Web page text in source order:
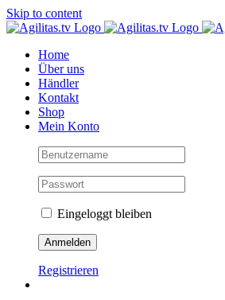
Skip to content
Home
Über uns
Händler
Kontakt
Shop
Mein Konto
Eingeloggt bleiben
Registrieren